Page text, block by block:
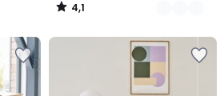
4,1
/